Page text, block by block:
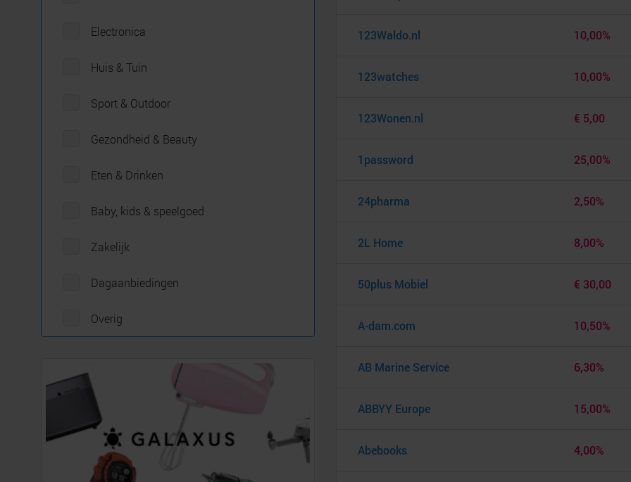
Electronica
Huis & Tuin
Sport & Outdoor
Gezondheid & Beauty
Eten & Drinken
Baby, kids & speelgoed
Zakelijk
Dagaanbiedingen
Overig
123Waldo.nl 10,00%
123watches 10,00%
123Wonen.nl € 5,00
1password 25,00%
24pharma 2,50%
2L Home 8,00%
50plus Mobiel € 30,00
A-dam.com 10,50%
AB Marine Service 6,30%
ABBYY Europe 15,00%
Abebooks 4,00%